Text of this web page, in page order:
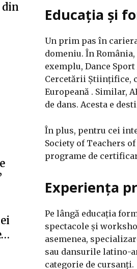
din
Educația și
Un prim pas în
domeniu. În
exemplu, Dance
Cercetării Științifice,
Europeană . Similar,
de dans. Acesta e
În plus, pentru cei
Society of Teachers
programe de
Experiența
Pe lângă educația
spectacole și
asemenea,
sau dansurile latino-
categorie de cursanți.